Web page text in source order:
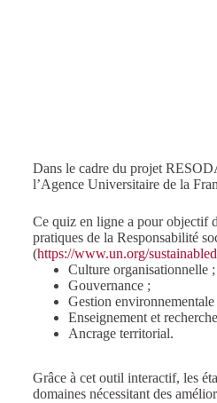
Dans le cadre du projet
l’Agence Universitaire de la
Ce quiz en ligne a pour objectif
pratiques de la Responsabilité
(https://www.un.org/
Culture organisationnelle ;
Gouvernance ;
Gestion environnementale
Enseignement et
Ancrage territorial.
Grâce à cet outil interactif, les
domaines nécessitant des